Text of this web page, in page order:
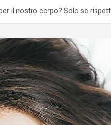
il nostro corpo? Solo se